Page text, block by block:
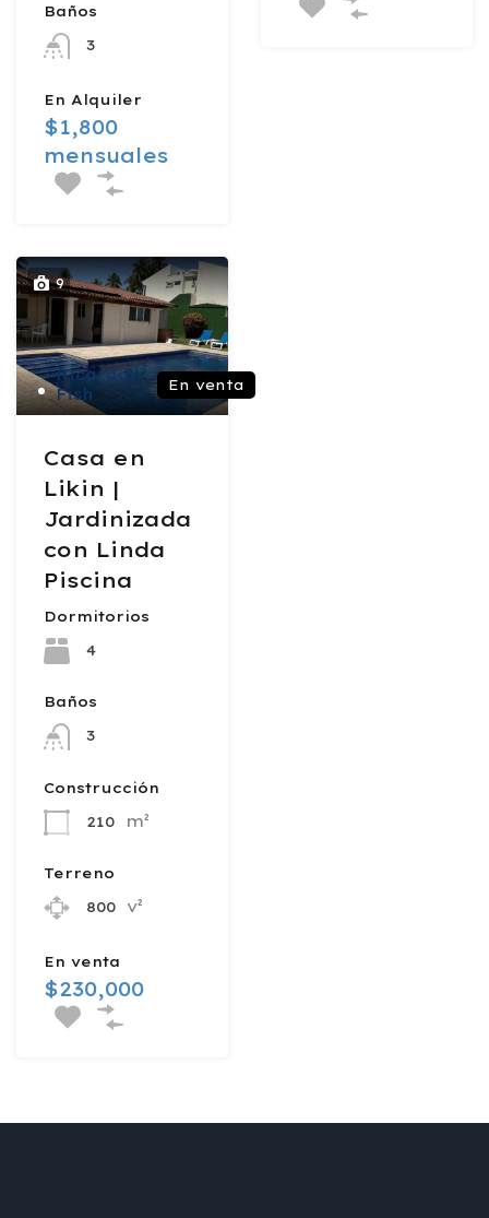
Baños
3
En Alquiler
$1,800
mensuales
9
Ricardo
Fish
En venta
Casa en
Likin |
Jardinizada
con Linda
Piscina
Dormitorios
4
Baños
3
Construcción
210
m²
Terreno
800
v²
En venta
$230,000